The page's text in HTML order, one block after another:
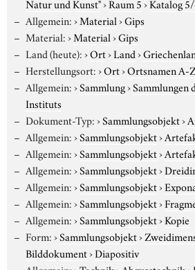
Natur und Kunst"›Raum 5›Katalog
Allgemein:›Material›Gips
Material:›Material›Gips
Land (heute):›Ort›Land›
Herstellungsort:›Ort›Ortsnamen A-
Allgemein:›Sammlung›Sammlungen
Instituts
Dokument-Typ:›Sammlungsobjekt›
Allgemein:›Sammlungsobjekt›
Allgemein:›Sammlungsobjekt›
Allgemein:›Sammlungsobjekt›
Allgemein:›Sammlungsobjekt›
Allgemein:›Sammlungsobjekt›
Allgemein:›Sammlungsobjekt›Kopie
Form:›Sammlungsobjekt›
Bilddokument›Diapositiv